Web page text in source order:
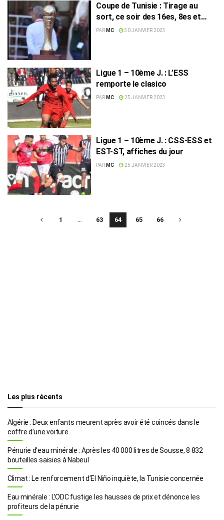
Coupe de Tunisie : Tirage au
sort, ce soir des 16es, 8es et
quarts de finale
PAR MC 30 JANVIER 2023
Ligue 1 – 10ème J. : L’ESS
remporte le clasico
PAR MC 25 JANVIER 2023
Ligue 1 – 10ème J. : CSS-ESS et
EST-ST, affiches du jour
PAR MC 25 JANVIER 2023
1 … 63 64 65 66
Les plus récents
Algérie : Deux enfants meurent après avoir été coincés dans le
coffre d’une voiture
Pénurie d’eau minérale : Après les 40 000 litres de Sousse, 8 832
bouteilles saisies à Nabeul
Climat : Le renforcement d’El Niño inquiète, la Tunisie concernée
Eau minérale : L’ODC fustige les hausses de prix et dénonce les
profiteurs de la pénurie